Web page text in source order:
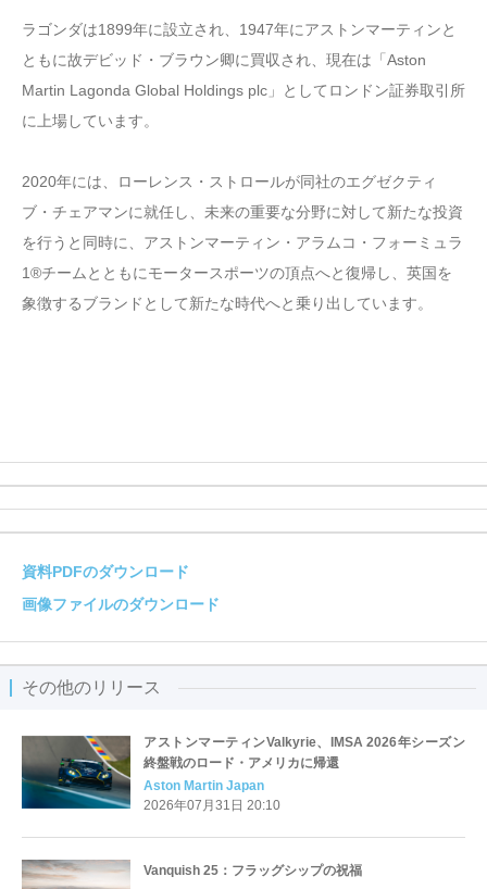
ラゴンダは1899年に設立され、1947年にアストンマーティンと
ともに故デビッド・ブラウン卿に買収され、現在は「Aston
Martin Lagonda Global Holdings plc」としてロンドン証券取引所
に上場しています。
2020年には、ローレンス・ストロールが同社のエグゼクティ
ブ・チェアマンに就任し、未来の重要な分野に対して新たな投資
を行うと同時に、アストンマーティン・アラムコ・フォーミュラ
1®チームとともにモータースポーツの頂点へと復帰し、英国を
象徴するブランドとして新たな時代へと乗り出しています。
資料PDFのダウンロード
画像ファイルのダウンロード
その他のリリース
アストンマーティンValkyrie、IMSA 2026年シーズン
終盤戦のロード・アメリカに帰還
Aston Martin Japan
2026年07月31日 20:10
Vanquish 25：フラッグシップの祝福